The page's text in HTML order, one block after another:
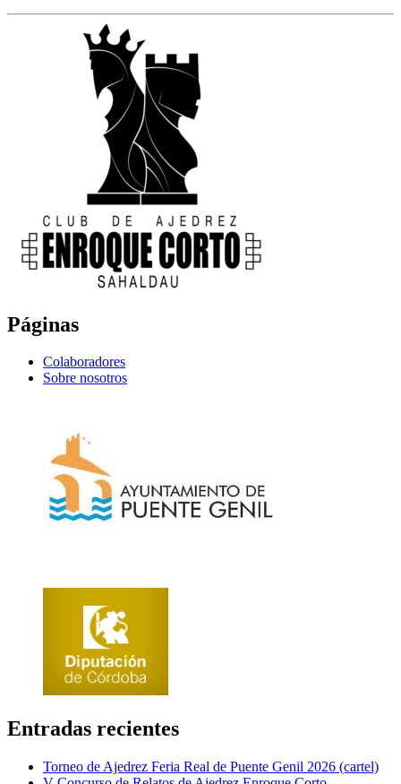
Páginas
Colaboradores
Sobre nosotros
Entradas recientes
Torneo de Ajedrez Feria Real de Puente Genil 2026 (cartel)